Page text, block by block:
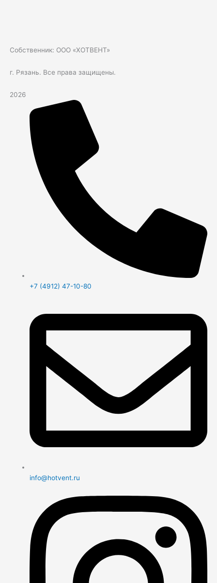
Собственник: ООО «ХОТВЕНТ»
г. Рязань. Все права защищены.
2026
+7 (4912) 47-10-80
info@hotvent.ru